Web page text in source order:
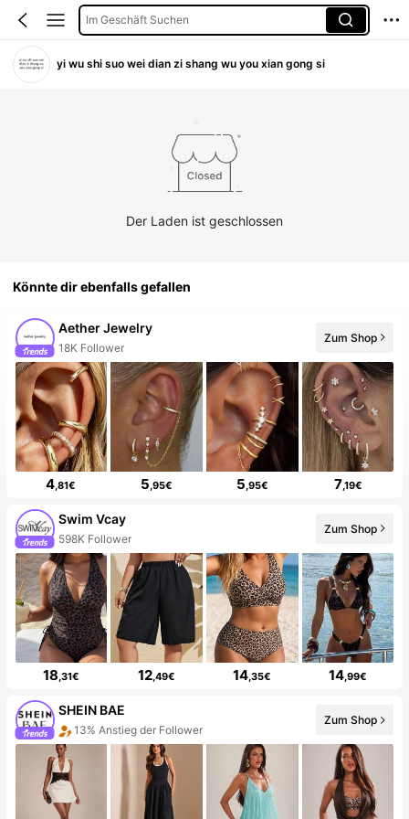
Im Geschäft Suchen
yi wu shi suo wei dian zi shang wu you xian gong si
Der Laden ist geschlossen
Könnte dir ebenfalls gefallen
Aether Jewelry
18K Follower
20+ Neu
Zum Shop
4 ,81€ 5 ,95€ 5 ,95€ 7,19€
Swim Vcay
598K Follower
99+ Neu
Zum Shop
18 ,31€ 12 ,49€ 14 ,35€ 14 ,99€
SHEIN BAE
13% Anstieg der Follower
99+ Neu
Zum Shop